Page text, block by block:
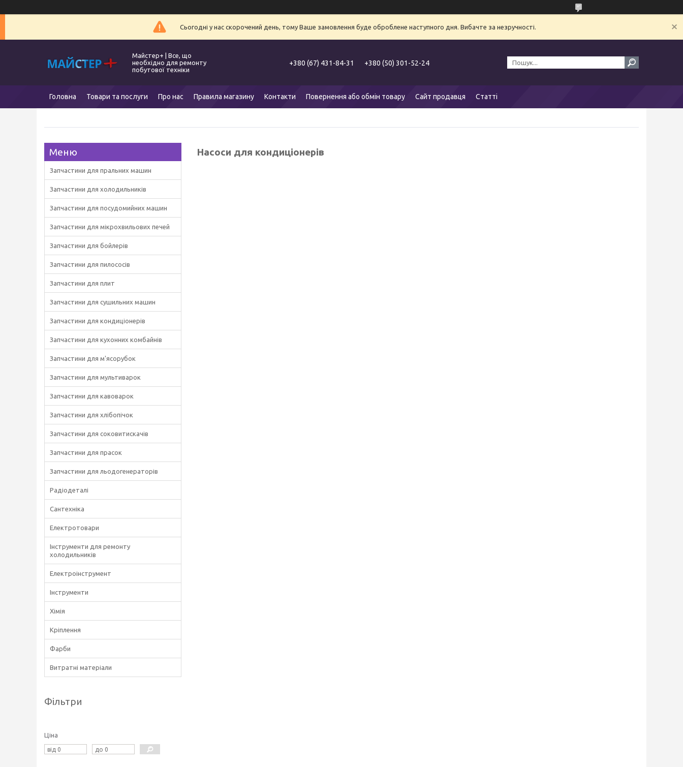
Сьогодні у нас скорочений день, тому Ваше замовлення буде оброблене наступного дня. Вибачте за незручності.
Майстер+ | Все, що
необхідно для ремонту
побутової техніки
+380 (67) 431-84-31 +380 (50) 301-52-24
Головна Товари та послуги Про нас Правила магазину Контакти Повернення або обмін товару Сайт продавця Статті
Насоси для кондиціонерів
Запчастини для пральних машин
Запчастини для холодильників
Запчастини для посудомийних машин
Запчастини для мікрохвильових печей
Запчастини для бойлерів
Запчастини для пилососів
Запчастини для плит
Запчастини для сушильних машин
Запчастини для кондиціонерів
Запчастини для кухонних комбайнів
Запчастини для м'ясорубок
Запчастини для мультиварок
Запчастини для кавоварок
Запчастини для хлібопічок
Запчастини для соковитискачів
Запчастини для прасок
Запчастини для льодогенераторів
Радіодеталі
Сантехніка
Електротовари
Інструменти для ремонту
холодильників
Електроінструмент
Інструменти
Хімія
Кріплення
Фарби
Витратні матеріали
Фільтри
Ціна